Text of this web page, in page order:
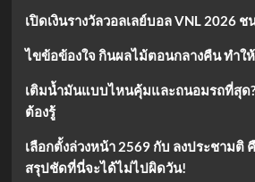
และ
บอล
เกม
เปิดเงินรางวัลวอลเลย์บอล VNL 2026
ไขข้อข้องใจ กินผลไม้ตอนกลางคืน ทำใ
เติมน้ำมันแบบไหนคุ้มและถนอมรถที่สุด
ต้องรู้
เลือกตั้งล่วงหน้า 2569 กับ ลงประชามติ
สรุปชัดที่นี่จะได้ไม่ไปผิดวัน!